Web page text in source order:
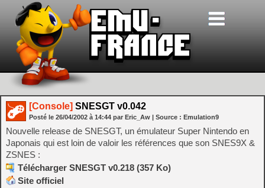
[Console] SNESGT v0.042
Posté le 26/04/2002 à 14:44 par Eric_Aw | Source : Emulation9
Nouvelle release de SNESGT, un émulateur Super Nintendo en
Japonais qui est loin de valoir les références que son SNES9X &
ZSNES :
Télécharger SNESGT v0.218 (357 Ko)
Site officiel